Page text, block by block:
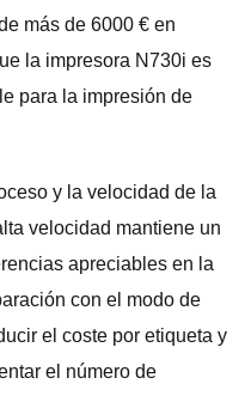
más de 6000 € en
la impresora N730i es
para la impresión de
y la velocidad de la
velocidad mantiene un
apreciables en la
con el modo de
el coste por etiqueta y
el número de